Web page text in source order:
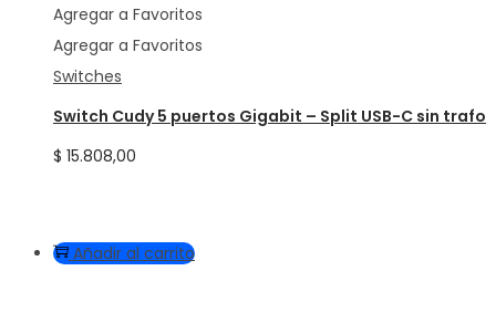
Agregar a Favoritos
Agregar a Favoritos
Switches
Switch Cudy 5 puertos Gigabit – Split USB-C sin trafo
$ 15.808,00
Añadir al carrito